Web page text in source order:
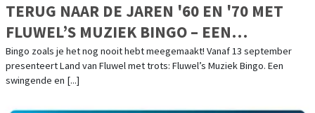
TERUG NAAR DE JAREN '60 EN '70 MET
FLUWEL’S MUZIEK BINGO – EEN
NOSTALGISCH FEESTJE IN OMA’S
HUISKAMER!
Bingo zoals je het nog nooit hebt meegemaakt! Vanaf 13 september
presenteert Land van Fluwel met trots: Fluwel’s Muziek Bingo. Een
swingende en [...]